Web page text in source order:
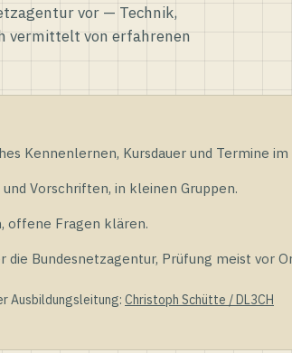
vor — Technik,
vermittelt von erfahrenen
Kennenlernen, Kursdauer und Termine im
Vorschriften, in kleinen Gruppen.
offene Fragen klären.
Bundesnetzagentur, Prüfung meist vor
Ausbildungsleitung: Christoph Schütte / DL3CH